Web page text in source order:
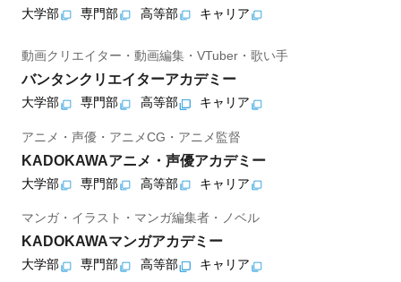
大学部 専門部 高等部 キャリア
動画クリエイター・動画編集・VTuber・歌い手
バンタンクリエイターアカデミー
大学部 専門部 高等部 キャリア
アニメ・声優・アニメCG・アニメ監督
KADOKAWAアニメ・声優アカデミー
大学部 専門部 高等部 キャリア
マンガ・イラスト・マンガ編集者・ノベル
KADOKAWAマンガアカデミー
大学部 専門部 高等部 キャリア